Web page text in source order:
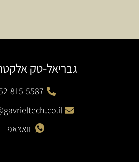
גבריאל-טק
815-5587
וואצאפ